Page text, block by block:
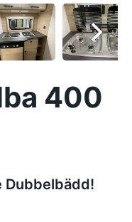
400
Dubbelbädd!